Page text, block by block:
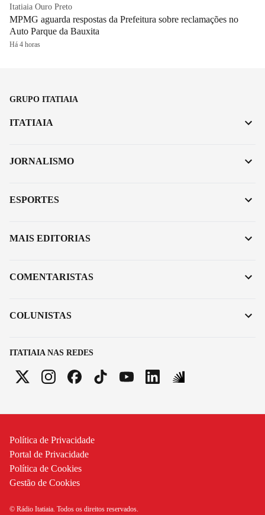
Itatiaia Ouro Preto
MPMG aguarda respostas da Prefeitura sobre reclamações no
Auto Parque da Bauxita
Há 4 horas
GRUPO ITATIAIA
ITATIAIA NAS REDES
ITATIAIA
JORNALISMO
ESPORTES
MAIS EDITORIAS
COMENTARISTAS
COLUNISTAS
Política de Privacidade
Portal de Privacidade
Política de Cookies
Gestão de Cookies
© Rádio Itatiaia. Todos os direitos reservados.